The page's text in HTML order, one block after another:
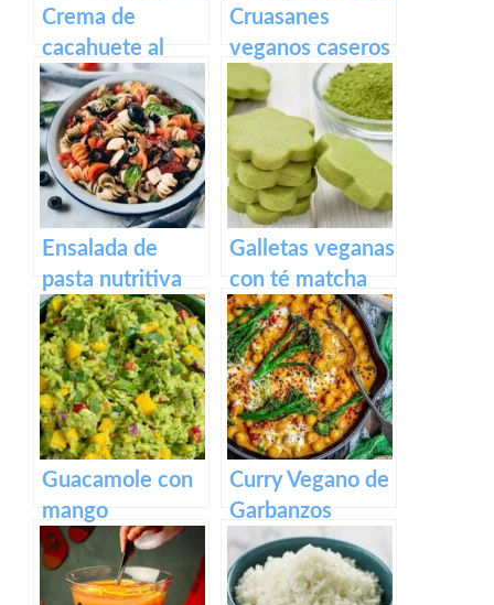
Crema de
cacahuete al
cacao
Cruasanes
veganos caseros
en freidora de
aire (solo 3
ingredientes)
Ensalada de
pasta nutritiva
Galletas veganas
con té matcha
Guacamole con
mango
Curry Vegano de
Garbanzos